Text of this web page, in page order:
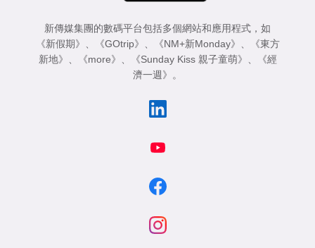
新傳媒集團的數碼平台包括多個網站和應用程式，如
《新假期》 、 《GOtrip》 、 《NM+新Monday》 、
《東方
新地》 、 《more》 、 《Sunday Kiss 親子童萌》 、
《經
濟一週》 。